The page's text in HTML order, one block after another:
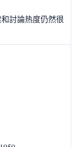
討論热度仍然很